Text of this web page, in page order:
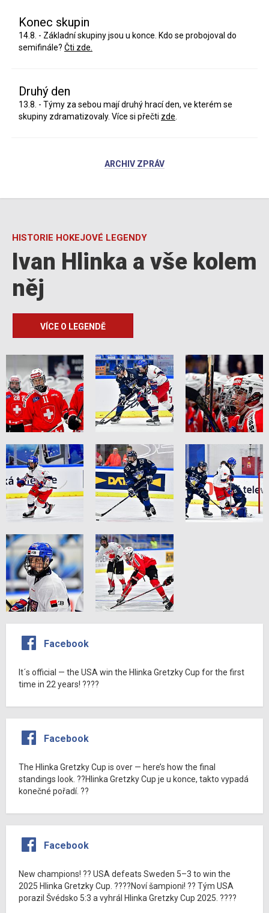
Konec skupin
14.8. - Základní skupiny jsou u konce. Kdo se probojoval do
semifinále? Čti zde.
Druhý den
13.8. - Týmy za sebou mají druhý hrací den, ve kterém se
skupiny zdramatizovaly. Více si přečti zde
ARCHIV ZPRÁV
HISTORIE HOKEJOVÉ LEGENDY
Ivan Hlinka a vše kolem
něj
VÍCE O LEGENDĚ
Facebook
It´s official — the USA win the Hlinka Gretzky Cup for the first
time in 22 years! ????
Facebook
The Hlinka Gretzky Cup is over — here’s how the final
standings look. ??Hlinka Gretzky Cup je u konce, takto vypadá
konečné pořadí. ??
Facebook
New champions! ?? USA defeats Sweden 5–3 to win the
2025 Hlinka Gretzky Cup. ????Noví šampioni! ?? Tým USA
porazil Švédsko 5:3 a vyhrál Hlinka Gretzky Cup 2025. ????